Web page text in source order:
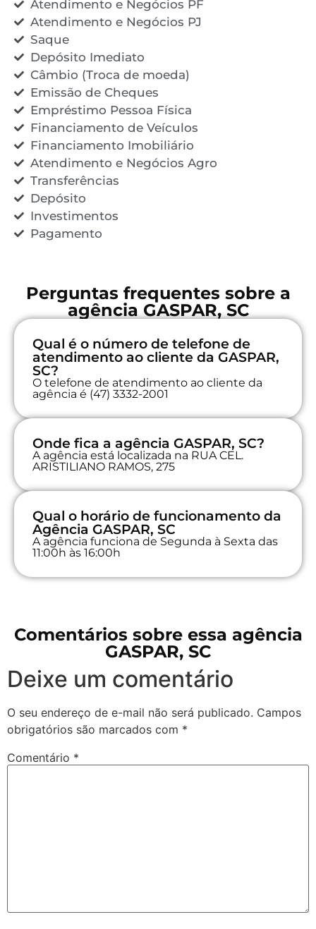
Atendimento e Negócios PF
Atendimento e Negócios PJ
Saque
Depósito Imediato
Câmbio (Troca de moeda)
Emissão de Cheques
Empréstimo Pessoa Física
Financiamento de Veículos
Financiamento Imobiliário
Atendimento e Negócios Agro
Transferências
Depósito
Investimentos
Pagamento
Perguntas frequentes sobre a
agência GASPAR, SC
Qual é o número de telefone de
atendimento ao cliente da GASPAR,
SC?
O telefone de atendimento ao cliente da
agência é (47) 3332-2001
Onde fica a agência GASPAR, SC?
A agência está localizada na RUA CEL.
ARISTILIANO RAMOS, 275
Qual o horário de funcionamento da
Agência GASPAR, SC
A agência funciona de Segunda à Sexta das
11:00h às 16:00h
Comentários sobre essa agência
GASPAR, SC
Deixe um comentário
O seu endereço de e-mail não será publicado. Campos
obrigatórios são marcados com *
Comentário *